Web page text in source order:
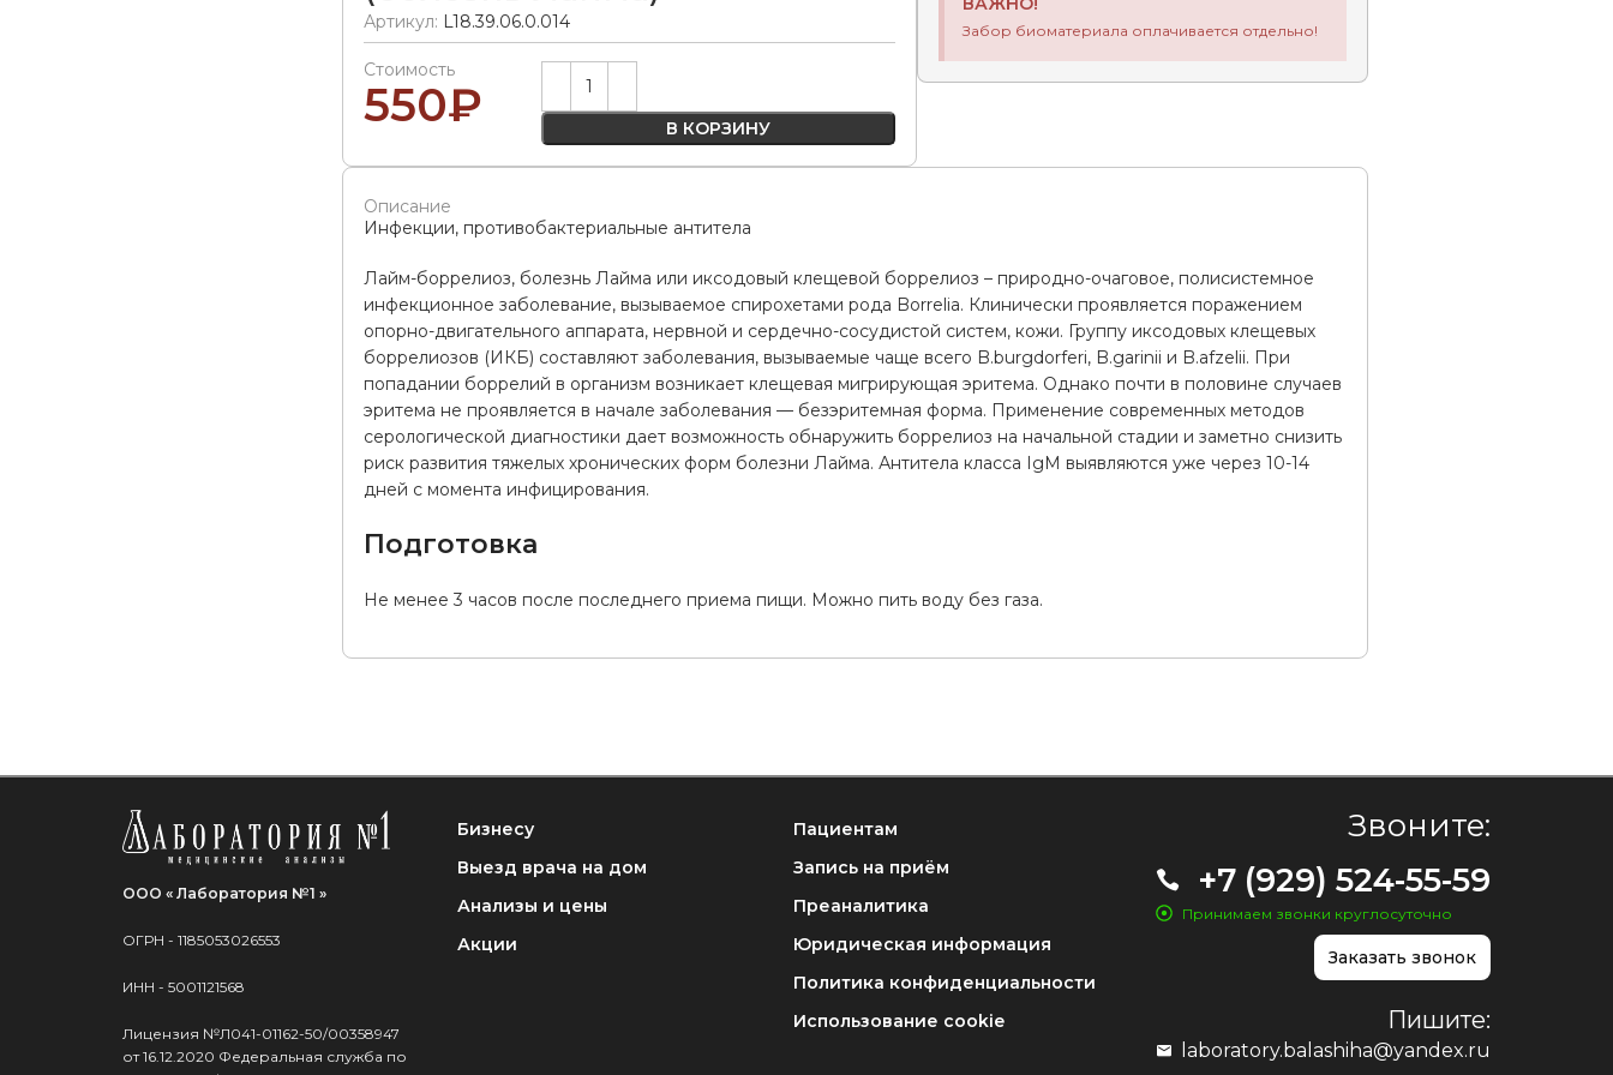
Артикул: L18.39.06.0.014
Стоимость
550₽ В КОРЗИНУ
Alternative:
Забор биоматериала оплачивается отдельно!
Описание
Инфекции, противобактериальные антитела
Лайм-боррелиоз, болезнь Лайма или иксодовый клещевой боррелиоз – природно-очаговое, полисистемное
инфекционное заболевание, вызываемое спирохетами рода Borrelia. Клинически проявляется поражением
опорно-двигательного аппарата, нервной и сердечно-сосудистой систем, кожи. Группу иксодовых клещевых
боррелиозов (ИКБ) составляют заболевания, вызываемые чаще всего B.burgdorferi, B.garinii и B.afzelii. При
попадании боррелий в организм возникает клещевая мигрирующая эритема. Однако почти в половине случаев
эритема не проявляется в начале заболевания — безэритемная форма. Применение современных методов
серологической диагностики дает возможность обнаружить боррелиоз на начальной стадии и заметно снизить
риск развития тяжелых хронических форм болезни Лайма. Антитела класса IgM выявляются уже через 10-14
дней с момента инфицирования.
Подготовка
Не менее 3 часов после последнего приема пищи. Можно пить воду без газа.
ООО « Лаборатория №1 »
ОГРН - 1185053026553
ИНН - 5001121568
Лицензия №Л041-01162-50/00358947
от 16.12.2020 Федеральная служба по
Бизнесу
Выезд врача на дом
Анализы и цены
Акции
Пациентам
Запись на приём
Преаналитика
Юридическая информация
Политика конфиденциальности
Использование cookie
Звоните:
+7 (929) 524-55-59
Принимаем звонки круглосуточно
Заказать звонок
Пишите:
laboratory.balashiha@yandex.ru